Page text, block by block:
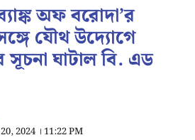
অফ বরোদা’র
যৌথ উদ্যোগে
সূচনা ঘাটাল বি. এড
2024 । 11:22 PM